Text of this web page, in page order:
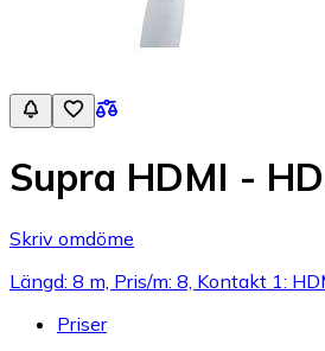
Supra HDMI -
Skriv omdöme
Längd: 8 m, Pris/m: 8, Kontakt 1:
Priser